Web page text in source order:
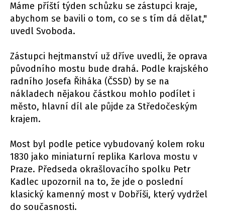
Máme příští týden schůzku se zástupci kraje,
abychom se bavili o tom, co se s tím dá dělat,"
uvedl Svoboda.
Zástupci hejtmanství už dříve uvedli, že oprava
původního mostu bude drahá. Podle krajského
radního Josefa Řiháka (ČSSD) by se na
nákladech nějakou částkou mohlo podílet i
město, hlavní díl ale půjde za Středočeským
krajem.
Most byl podle petice vybudovaný kolem roku
1830 jako miniaturní replika Karlova mostu v
Praze. Předseda okrašlovacího spolku Petr
Kadlec upozornil na to, že jde o poslední
klasický kamenný most v Dobříši, který vydržel
do současnosti.